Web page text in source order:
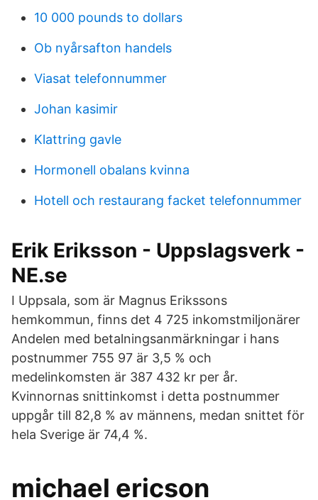
10 000 pounds to dollars
Ob nyårsafton handels
Viasat telefonnummer
Johan kasimir
Klattring gavle
Hormonell obalans kvinna
Hotell och restaurang facket telefonnummer
Erik Eriksson - Uppslagsverk -
NE.se
I Uppsala, som är Magnus Erikssons
hemkommun, finns det 4 725 inkomstmiljonärer
Andelen med betalningsanmärkningar i hans
postnummer 755 97 är 3,5 % och
medelinkomsten är 387 432 kr per år.
Kvinnornas snittinkomst i detta postnummer
uppgår till 82,8 % av männens, medan snittet för
hela Sverige är 74,4 %.
michael ericson